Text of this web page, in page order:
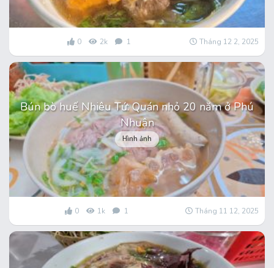
0 2k 1 Tháng 12 2, 2025
Bún bò huế Nhiêu Tứ: Quán nhỏ 20 năm ở Phú
Nhuận
Hình ảnh
0 1k 1 Tháng 11 12, 2025